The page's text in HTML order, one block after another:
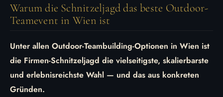
Warum die Schnitzeljagd das beste Outdoor-
Teamevent in Wien ist
Unter allen Outdoor-Teambuilding-Optionen in Wien ist
die Firmen-Schnitzeljagd die vielseitigste, skalierbarste
und erlebnisreichste Wahl — und das aus konkreten
Gründen.